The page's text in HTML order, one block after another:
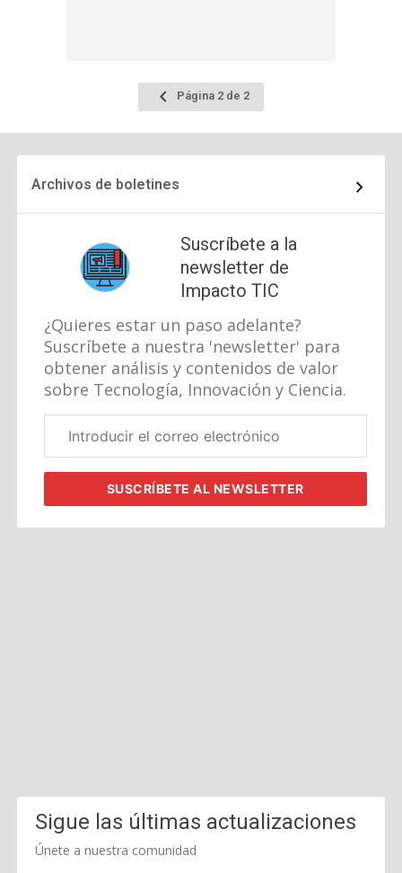
Ir
a
Página 2 de 2
Archivos de boletines
Suscríbete a la
newsletter de
Impacto TIC
¿Quieres estar un paso adelante?
Suscríbete a nuestra 'newsletter' para
obtener análisis y contenidos de valor
sobre Tecnología, Innovación y Ciencia.
electrónico
SUSCRÍBETEAL NEWSLETTER
Sigue las últimas actualizaciones
Únete a nuestra comunidad